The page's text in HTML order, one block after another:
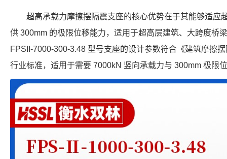
超高承载力摩擦摆隔震支座的核心优势在于其能够适应
供 300mm 的极限位移能力，适用于超高层建筑、大跨度桥
FPSII-7000-300-3.48 型号支座的设计参数符合《建筑摩擦
行业标准，适用于需要 7000kN 竖向承载力与 300mm 极限